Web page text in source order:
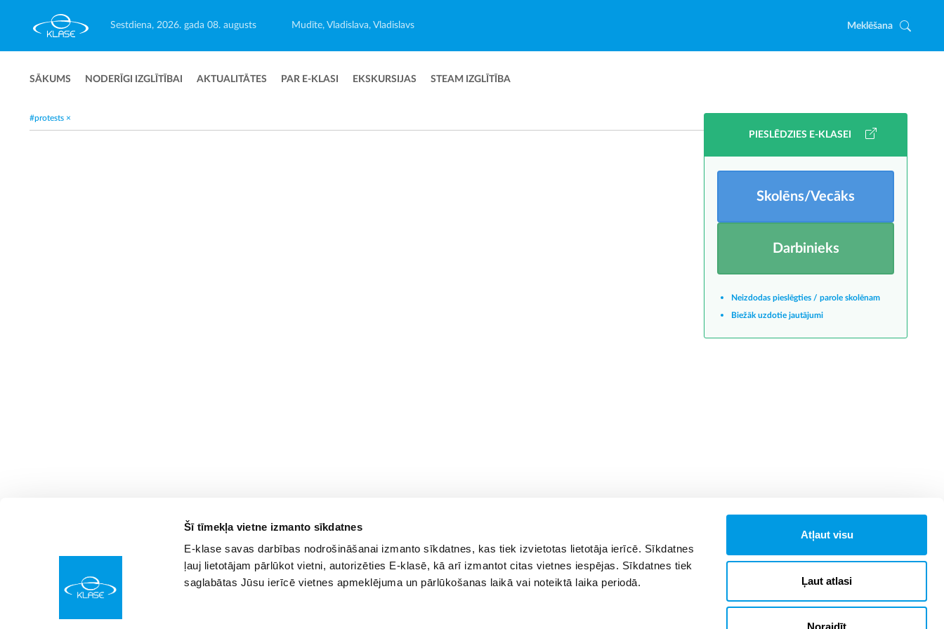
Šī tīmekļa vietne izmanto sīkdatnes
E-klase savas darbības nodrošināšanai izmanto sīkdatnes, kas tiek izvietotas lietotāja ierīcē. Sīkdatnes
ļauj lietotājam pārlūkot vietni, autorizēties E-klasē, kā arī izmantot citas vietnes iespējas. Sīkdatnes tiek
saglabātas Jūsu ierīcē vietnes apmeklējuma un pārlūkošanas laikā vai noteiktā laika periodā.
Atļaut visu
Ļaut atlasi
Noraidīt
Sestdiena, 2026. gada 08. augusts Mudīte, Vladislava, Vladislavs Meklēšana
SĀKUMS NODERĪGI IZGLĪTĪBAI AKTUALITĀTES PAR E-KLASI EKSKURSIJAS STEAM IZGLĪTĪBA
#protests ×
PIESLĒDZIES E-KLASEI
Skolēns/Vecāks
Darbinieks
Neizdodas pieslēgties / parole skolēnam
Biežāk uzdotie jautājumi